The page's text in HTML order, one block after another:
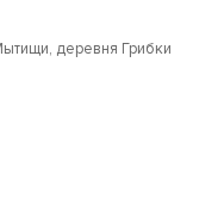
деревня Грибки